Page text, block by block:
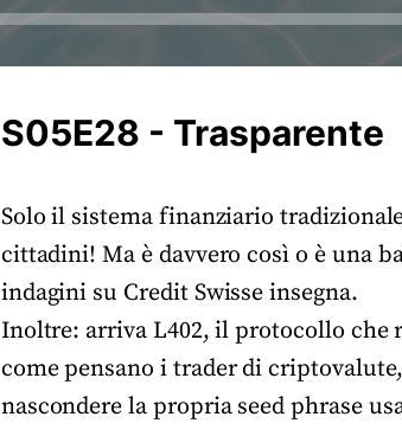
S05E28 - Trasparente
Solo il sistema finanziario
cittadini! Ma è davvero così o è una
indagini su Credit Swisse insegna.
Inoltre: arriva L402, il protocollo che
come pensano i trader di
nascondere la propria seed phrase